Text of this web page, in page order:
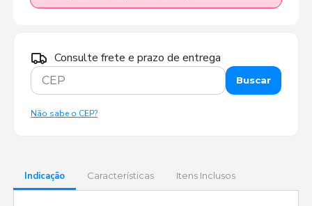
Consulte frete e prazo de entrega
Buscar
Não sabe o CEP?
Indicação Características Itens Inclusos